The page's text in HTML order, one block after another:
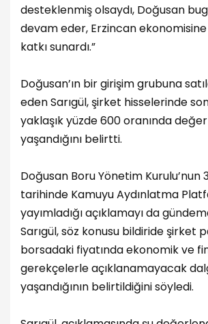
desteklenmiş olsaydı, Doğusan
devam eder, Erzincan
katkı sunardı.”
Doğusan’ın bir girişim grubuna
eden Sarıgül, şirket hisselerinde
yaklaşık yüzde 600 oranında değer
yaşandığını belirtti.
Doğusan Boru Yönetim Kurulu’nun
tarihinde Kamuyu Aydınlatma
yayımladığı açıklamayı da
Sarıgül, söz konusu bildiride şirket
borsadaki fiyatında ekonomik ve
gerekçelerle açıklanamayacak
yaşandığının belirtildiğini söyledi.